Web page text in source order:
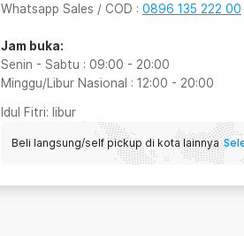
Whatsapp Sales / COD : 0896 135 222 00
Jam buka:
Senin - Sabtu : 09:00 - 20:00
Minggu/Libur Nasional : 12:00 - 20:00
Idul Fitri: libur
Beli langsung/self pickup di kota lainnya